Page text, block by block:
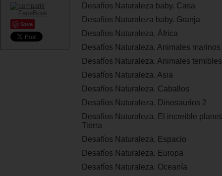
Save
Desafíos Naturaleza baby. Casa
Desafíos Naturaleza baby. Granja
Desafíos Naturaleza. África
Desafíos Naturaleza. Animales marinos
Desafíos Naturaleza. Animales temibles
Desafíos Naturaleza. Asia
Desafíos Naturaleza. Caballos
Desafíos Naturaleza. Dinosaurios 2
Desafíos Naturaleza. El increíble
Tierra
Desafíos Naturaleza. Espacio
Desafíos Naturaleza. Europa
Desafíos Naturaleza. Oceanía